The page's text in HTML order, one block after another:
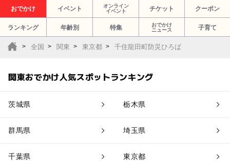
おでかけ イベント
オンライン
イベント
チケット クーポン
ランキング 年齢別 特集
おでかけ
ニュース
子育て
全国 関東 東京都 千住龍田町防災ひろば
関東おでかけ人気スポットランキング
茨城県 栃木県
群馬県 埼玉県
千葉県 東京都